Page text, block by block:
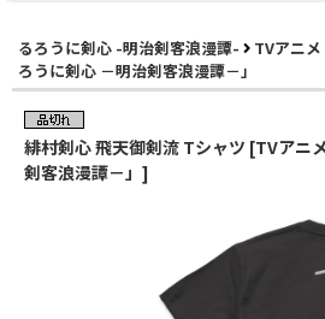
るろうに剣心 -明治剣客浪漫譚-
TVアニメ
ろうに剣心 －明治剣客浪漫譚－」
緋村剣心 飛天御剣流 Tシャツ [TVアニ
剣客浪漫譚－」]